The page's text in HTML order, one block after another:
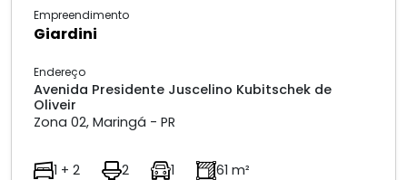
Empreendimento
Giardini
Endereço
Avenida Presidente Juscelino Kubitschek de
Oliveir
Zona 02, Maringá - PR
1 + 2 2 1 61 m²